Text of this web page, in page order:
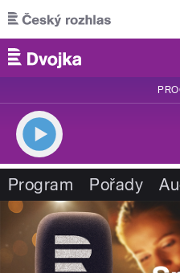
Přejít k hlavnímu obsahu
Program Pořady